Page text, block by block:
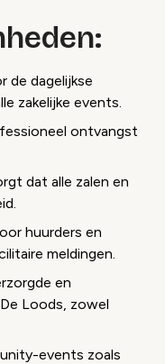
de dagelijkse
zakelijke events.
ontvangst
dat alle zalen en
huurders en
meldingen.
en
Loods, zowel
events zoals